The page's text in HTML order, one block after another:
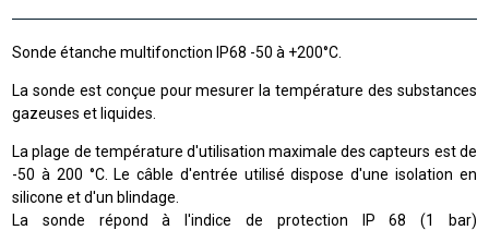
Sonde étanche multifonction IP68 -50 à +200°C.
La sonde est conçue pour mesurer la température des substances
gazeuses et liquides.
La plage de température d'utilisation maximale des capteurs est de
-50 à 200 °C. Le câble d'entrée utilisé dispose d'une isolation en
silicone et d'un blindage.
La sonde répond à l'indice de protection IP 68 (1 bar)